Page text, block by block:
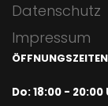
Datenschutz
Impressum
Do: 18:00 - 20:00